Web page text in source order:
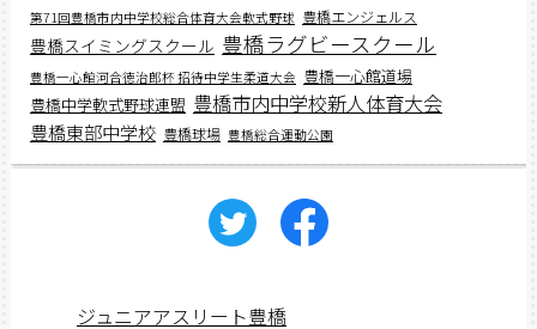
第71回豊橋市内中学校総合体育大会軟式野球 豊橋エンジェルス
豊橋スイミングスクール 豊橋ラグビースクール
豊橋一心館河合徳治郎杯 招待中学生柔道大会 豊橋一心館道場
豊橋中学軟式野球連盟 豊橋市内中学校新人体育大会
豊橋東部中学校 豊橋球場 豊橋総合運動公園
ジュニアアスリート豊橋